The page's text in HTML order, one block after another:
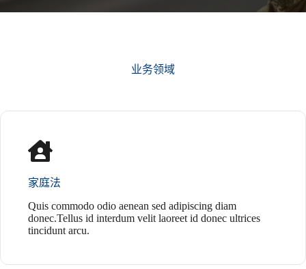
业务领域
家庭法
Quis commodo odio aenean sed adipiscing diam
donec.Tellus id interdum velit laoreet id donec ultrices
tincidunt arcu.